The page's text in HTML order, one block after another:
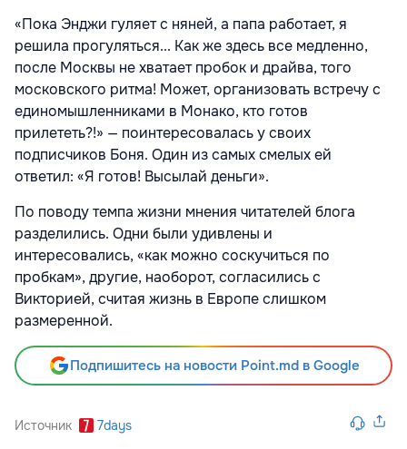
«Пока Энджи гуляет с няней, а папа работает, я
решила прогуляться... Как же здесь все медленно,
после Москвы не хватает пробок и драйва, того
московского ритма! Может, организовать встречу с
единомышленниками в Монако, кто готов
прилететь?!» — поинтересовалась у своих
подписчиков Боня. Один из самых смелых ей
ответил: «Я готов! Высылай деньги».
По поводу темпа жизни мнения читателей блога
разделились. Одни были удивлены и
интересовались, «как можно соскучиться по
пробкам», другие, наоборот, согласились с
Викторией, считая жизнь в Европе слишком
размеренной.
Подпишитесь на новости Point.md в Google
Источник 7days